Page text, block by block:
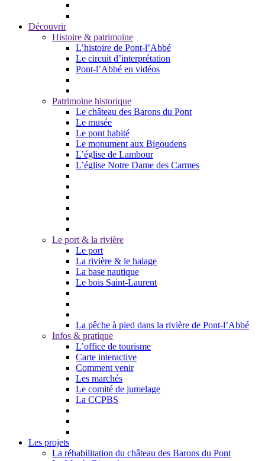
Découvrir
Histoire & patrimoine
L’histoire de Pont-l’Abbé
Le circuit d’interprétation
Pont-l’Abbé en vidéos
Patrimoine historique
Le château des Barons du Pont
Le musée
Le pont habité
Le monument aux Bigoudens
L’église de Lambour
L’église Notre Dame des Carmes
Le port & la rivière
Le port
La rivière & le halage
La base nautique
Le bois Saint-Laurent
La pêche à pied dans la rivière de Pont-l’Abbé
Infos & pratique
L’office de tourisme
Carte interactive
Comment venir
Les marchés
Le comité de jumelage
La CCPBS
Les projets
La réhabilitation du château des Barons du Pont